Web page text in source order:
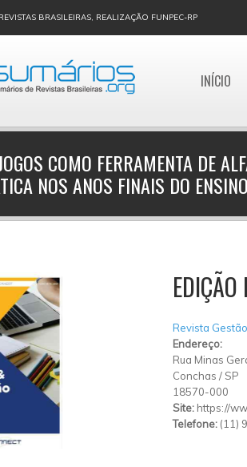
BRASILEIRAS, REALIZAÇÃO FUNPEC-RP
INÍCIO
COMO FERRAMENTA DE
NOS ANOS FINAIS DO
Revista
Endereço:
Rua Minas
Conchas / SP
18570-000
Site: https://
Telefone: (11)